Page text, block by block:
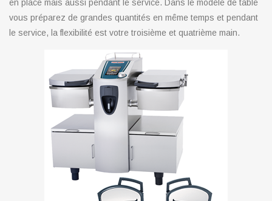
en place mais aussi pendant le service. Dans le modèle de table
vous préparez de grandes quantités en même temps et pendant
le service, la flexibilité est votre troisième et quatrième main.